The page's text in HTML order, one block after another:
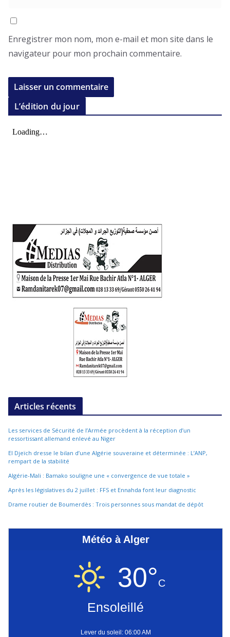
Enregistrer mon nom, mon e-mail et mon site dans le
navigateur pour mon prochain commentaire.
L’édition du jour
Articles récents
Les services de Sécurité de l’Armée procèdent à la réception d’un
ressortissant allemand enlevé au Niger
El Djeïch dresse le bilan d’une Algérie souveraine et déterminée : L’ANP,
rempart de la stabilité
Algérie-Mali : Bamako souligne une « convergence de vue totale »
Après les législatives du 2 juillet : FFS et Ennahda font leur diagnostic
Drame routier de Boumerdès : Trois personnes sous mandat de dépôt
Météo à Alger
30°C
Ensoleillé
Lever du soleil: 06:00 AM